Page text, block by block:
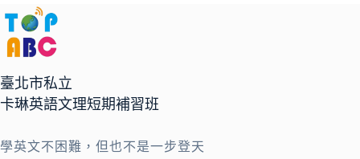
臺北市私立
卡琳英語文理短期補習班
學英文不困難，但也不是一步登天